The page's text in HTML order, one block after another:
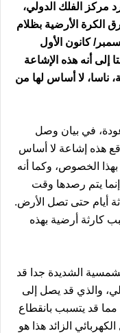
مركز الفلك الدولي،
الكرة الأرضية بظلام
في 21 و 22 و23 من ديسمبر/ كانون الأول
إلى أنه هذه الإشاعة
ناسا، لا أساس لها من
في بيان وصل
هذه إشاعة لا أساس
الخصوص، وكما أنه
يتم رصدها وقت
أيام حتى تصل الأرض.
كارثة أرضية بهذه
الشديدة جدا قد
والذي قد يصل إلى
قد يتسبب بانقطاع
الزائد هذا هو